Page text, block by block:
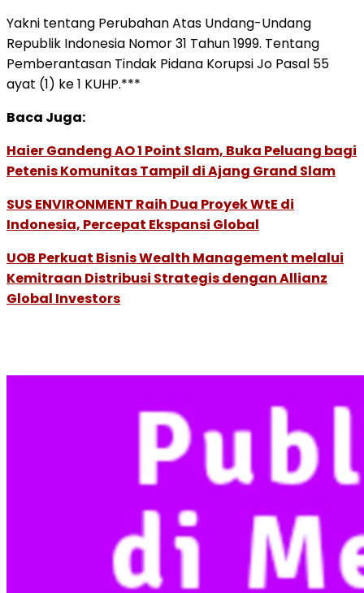
Yakni tentang Perubahan Atas Undang-Undang
Republik Indonesia Nomor 31 Tahun 1999. Tentang
Pemberantasan Tindak Pidana Korupsi Jo Pasal 55
ayat (1) ke 1 KUHP.***
Baca Juga:
Haier Gandeng AO 1 Point Slam, Buka Peluang bagi
Petenis Komunitas Tampil di Ajang Grand Slam
SUS ENVIRONMENT Raih Dua Proyek WtE di
Indonesia, Percepat Ekspansi Global
UOB Perkuat Bisnis Wealth Management melalui
Kemitraan Distribusi Strategis dengan Allianz
Global Investors